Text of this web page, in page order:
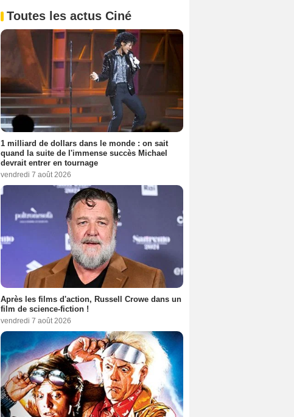
Toutes les actus Ciné
1 milliard de dollars dans le monde : on sait
quand la suite de l'immense succès Michael
devrait entrer en tournage
vendredi 7 août 2026
Après les films d'action, Russell Crowe dans un
film de science-fiction !
vendredi 7 août 2026